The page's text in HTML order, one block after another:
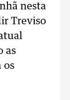
nesta
Treviso
as
os